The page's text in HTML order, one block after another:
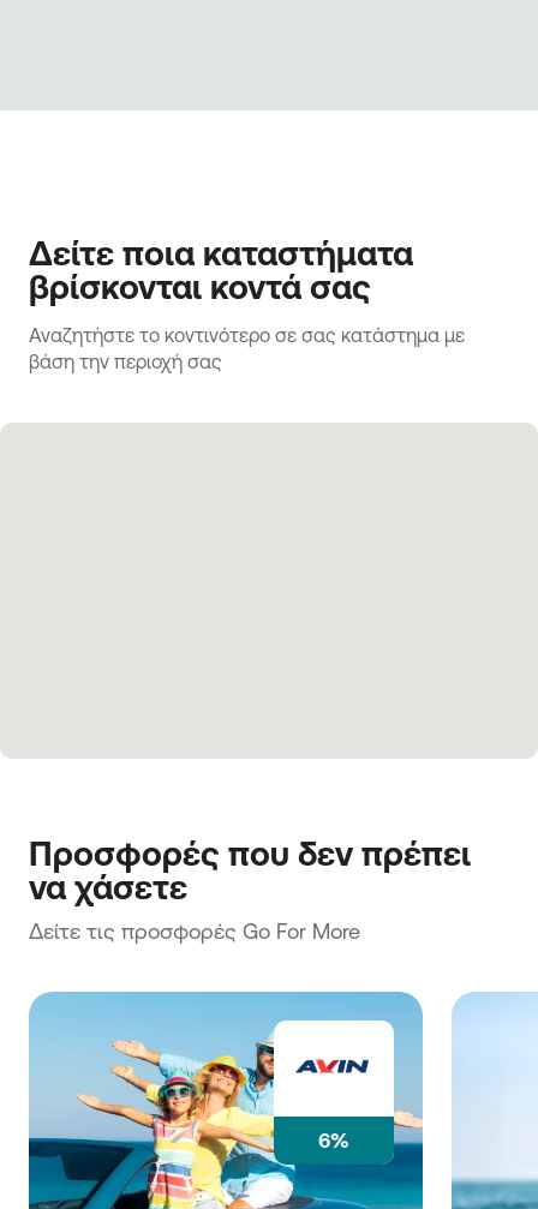
Δείτε ποια καταστήματα
βρίσκονται κοντά σας
Αναζητήστε το κοντινότερο σε σας κατάστημα με
βάση την περιοχή σας
Προσφορές που δεν πρέπει
να χάσετε
Δείτε τις προσφορές Go For More
6%